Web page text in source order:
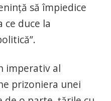
să împiedice
ce duce la
imperativ al
prizoniera unei